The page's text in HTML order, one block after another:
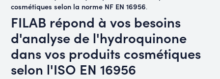
cosmétiques selon la norme NF EN 16956.
FILAB répond à vos besoins
d'analyse de l'hydroquinone
dans vos produits cosmétiques
selon l'ISO EN 16956